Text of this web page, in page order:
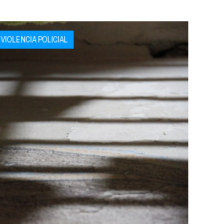
VIOLENCIA POLICIAL